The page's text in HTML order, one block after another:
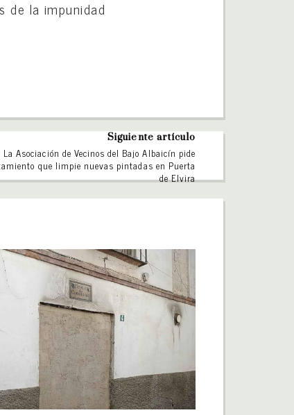
de la impunidad
Siguiente artículo
La Asociación de Vecinos del Bajo Albaicín pide
que limpie nuevas pintadas en Puerta
de Elvira